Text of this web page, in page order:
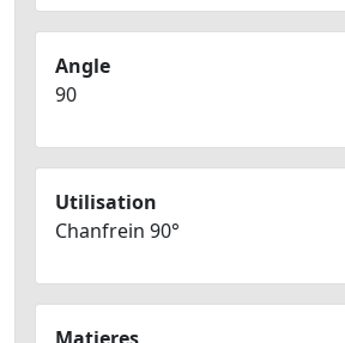
Angle
90
Utilisation
Chanfrein 90°